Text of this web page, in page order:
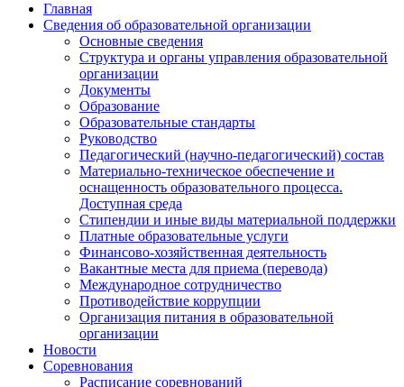
Главная
Сведения об образовательной организации
Основные сведения
Структура и органы управления образовательной
организации
Документы
Образование
Образовательные стандарты
Руководство
Педагогический (научно-педагогический) состав
Материально-техническое обеспечение и
оснащенность образовательного процесса.
Доступная среда
Стипендии и иные виды материальной поддержки
Платные образовательные услуги
Финансово-хозяйственная деятельность
Вакантные места для приема (перевода)
Международное сотрудничество
Противодействие коррупции
Организация питания в образовательной
организации
Новости
Соревнования
Расписание соревнований